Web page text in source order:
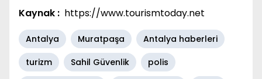
Kaynak : https://www.tourismtoday.net
Antalya Muratpaşa
Antalya haberleri
turizm
Sahil Güvenlik
polis